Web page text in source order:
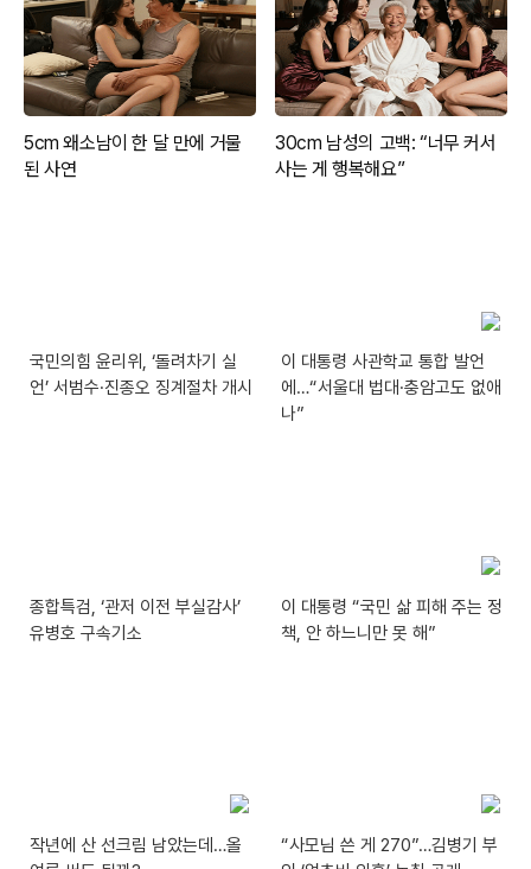
국민의힘 윤리위, ‘돌려차기 실
언’ 서범수·진종오 징계절차 개시
이 대통령 사관학교 통합 발언
에…“서울대 법대·충암고도 없애
나”
종합특검, ‘관저 이전 부실감사’
유병호 구속기소
이 대통령 “국민 삶 피해 주는 정
책, 안 하느니만 못 해”
작년에 산 선크림 남았는데…올
“사모님 쓴 게 270”…김병기 부